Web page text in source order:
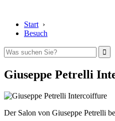
Start ›
Besuch
Giuseppe Petrelli
Der Salon von Giuseppe Petrelli